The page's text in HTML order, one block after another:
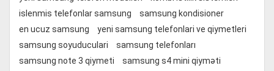
islenmis telefonlar samsung
samsung kondisioner
en ucuz samsung
yeni samsung telefonlari ve qiymetleri
samsung soyuduculari
samsung telefonları
samsung note 3 qiymeti
samsung s4 mini qiyməti